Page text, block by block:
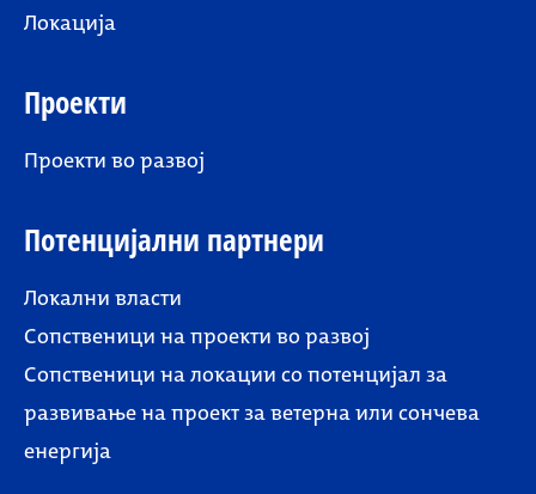
Локација
Проекти
Проекти во развој
Потенцијални партнери
Локални власти
Сопственици на проекти во развој
Сопственици на локации со потенцијал за
развивање на проект за ветерна или сончева
енергија